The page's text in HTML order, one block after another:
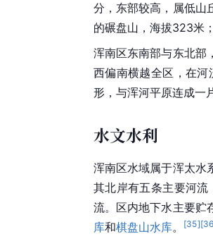
分，东部较高，属低山
的碾盘山，海拔323米
浑南区东南部与东北部
西偏南横越全区，在
形 ，与浑河平原连成一
水文水利
浑南区水域属于浑太水
其北岸有五条主要河
流。区内地下水主要贮
库和棋盘山水库。 [35][